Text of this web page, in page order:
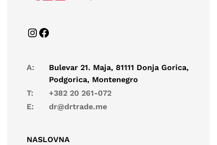
A:
Bulevar 21. Maja, 81111 Donja Gorica,
Podgorica, Montenegro
T:
+382 20 261-072
E:
dr@drtrade.me
NASLOVNA